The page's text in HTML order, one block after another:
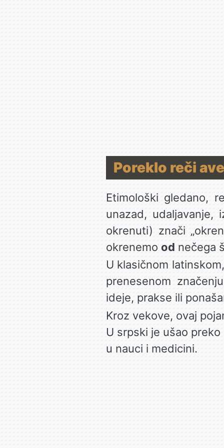
Poreklo reči
Etimološki gledano,
unazad, udaljavanje,
okrenuti) znači
okrenemo od nečega
U klasičnom
prenesenom
ideje, prakse ili
Kroz vekove, ovaj
U srpski je ušao
u nauci i medicini.